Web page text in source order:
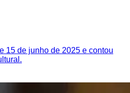
15 de junho de 2025 e contou